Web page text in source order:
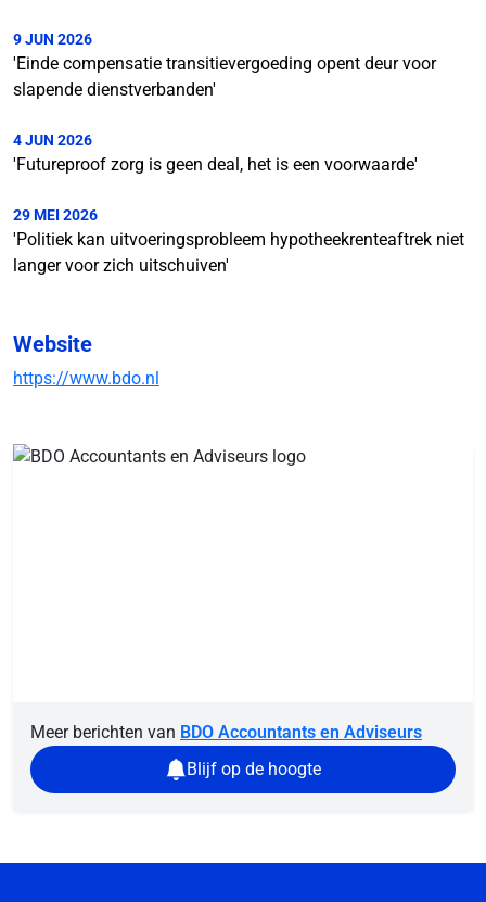
9 JUN 2026
'Einde compensatie transitievergoeding opent deur voor
slapende dienstverbanden'
4 JUN 2026
'Futureproof zorg is geen deal, het is een voorwaarde'
29 MEI 2026
'Politiek kan uitvoeringsprobleem hypotheekrenteaftrek niet
langer voor zich uitschuiven'
Website
https://www.bdo.nl
Meer berichten van BDO Accountants en Adviseurs
Blijf op de hoogte